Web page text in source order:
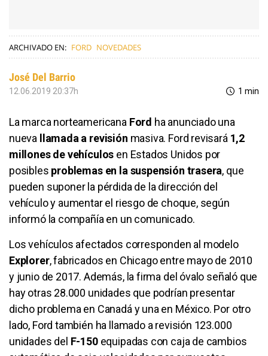
ARCHIVADO EN: FORD NOVEDADES
José Del Barrio
12.06.2019 20:37h 1 min
La marca norteamericana Ford ha anunciado una
nueva llamada a revisión masiva. Ford revisará 1,2
millones de vehículos en Estados Unidos por
posibles problemas en la suspensión trasera, que
pueden suponer la pérdida de la dirección del
vehículo y aumentar el riesgo de choque, según
informó la compañía en un comunicado.
Los vehículos afectados corresponden al modelo
Explorer, fabricados en Chicago entre mayo de 2010
y junio de 2017. Además, la firma del óvalo señaló que
hay otras 28.000 unidades que podrían presentar
dicho problema en Canadá y una en México. Por otro
lado, Ford también ha llamado a revisión 123.000
unidades del F-150equipadas con caja de cambios